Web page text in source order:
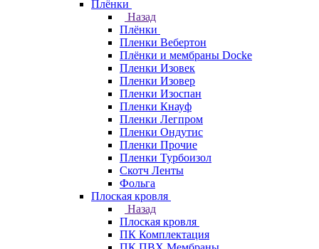
Плёнки
Назад
Плёнки
Пленки Вебертон
Плёнки и мембраны Docke
Пленки Изовек
Пленки Изовер
Пленки Изоспан
Пленки Кнауф
Пленки Легпром
Пленки Ондутис
Пленки Прочие
Пленки Турбоизол
Скотч Ленты
Фольга
Плоская кровля
Назад
Плоская кровля
ПК Комплектация